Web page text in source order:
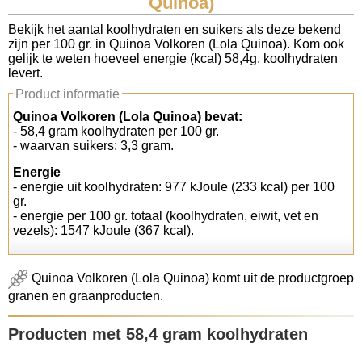
Koolhydraten tellen
Links
Bekijk het aantal koolhydraten en suikers als deze bekend
zijn per 100 gr. in Quinoa Volkoren (Lola Quinoa). Kom ook
gelijk te weten hoeveel energie (kcal) 58,4g. koolhydraten
levert.
Product informatie
Quinoa Volkoren (Lola Quinoa) bevat:
- 58,4 gram koolhydraten per 100 gr.
- waarvan suikers: 3,3 gram.
Energie
- energie uit koolhydraten: 977 kJoule (233 kcal) per 100
gr.
- energie per 100 gr. totaal (koolhydraten, eiwit, vet en
vezels): 1547 kJoule (367 kcal).
Quinoa Volkoren (Lola Quinoa) komt uit de productgroep
granen en graanproducten.
Producten met 58,4 gram koolhydraten